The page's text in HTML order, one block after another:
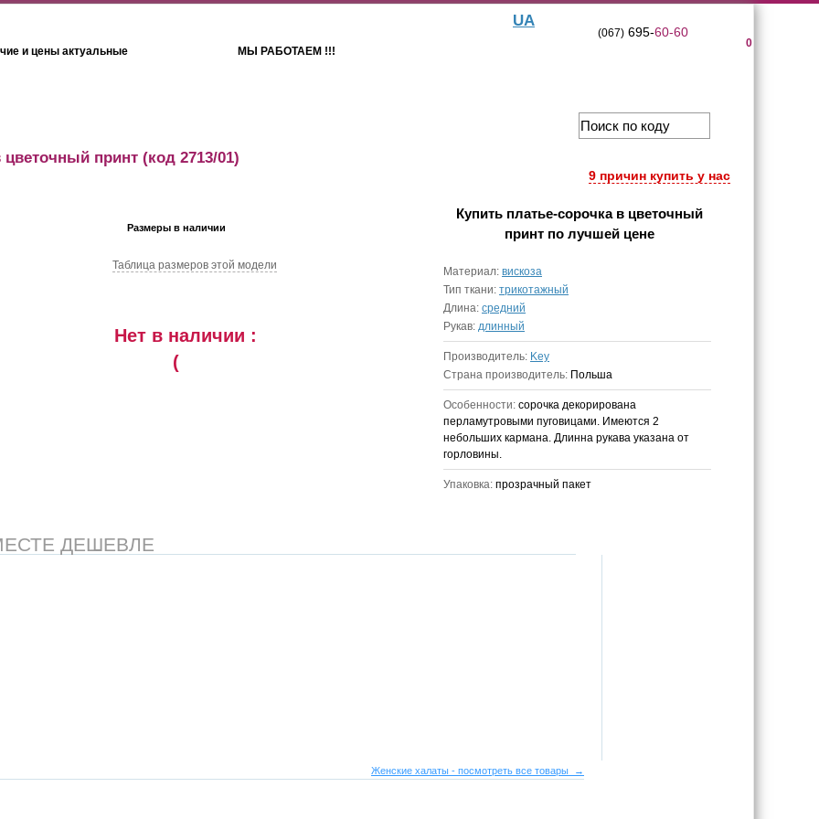
и цены актуальные МЫ РАБОТАЕМ !!!
UA
0
(067)695-60-60
9 причин купить у нас
цветочный принт (код 2713/01)
Размеры в наличии
Таблица размеров этой модели
Нет в наличии :
(
Купить платье-сорочка в цветочный
принт по лучшей цене
Материал: вискоза
Тип ткани: трикотажный
Длина: средний
Рукав: длинный
Производитель: Key
Страна производитель: Польша
Особенности: сорочка декорирована
перламутровыми пуговицами. Имеются 2
небольших кармана. Длинна рукава указана от
горловины.
Упаковка: прозрачный пакет
ДЕШЕВЛЕ
Женские халаты - посмотреть все товары →